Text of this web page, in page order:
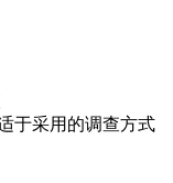
于采用的调查方式